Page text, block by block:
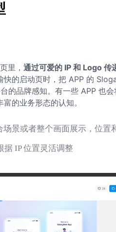
里， 通过可爱的 IP 和 Logo 传
的启动页时，把 APP 的
的品牌感知。有一些 APP 也
的业务形态的认知。
场景或者整个画面展示，位置
据 IP 位置灵活调整